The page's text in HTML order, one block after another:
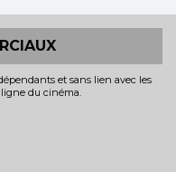
et sans lien avec les
du cinéma.